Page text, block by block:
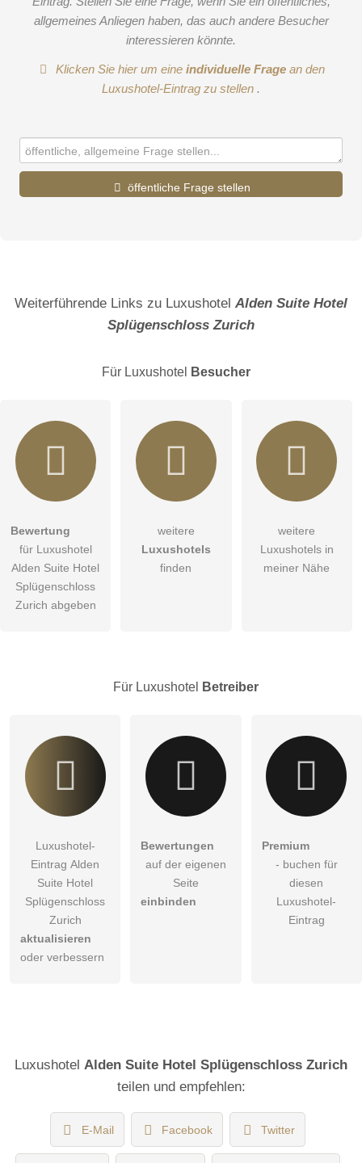
allgemeines Anliegen haben, das auch andere Besucher
interessieren könnte.
Klicken Sie hier um eineindividuelle Frage an den
Luxushotel-Eintrag zu stellen .
öffentliche Frage stellen
Die Datenschutzerklärunghabe ich zur Kenntnis genommen.
öffentliche Frage stellen
Bitte beachten Sie, öffentliche Fragen sind
Weiterführende Links zu Luxushotel Alden Suite Hotel
Splügenschloss Zurich
Für Luxushotel Besucher
Bewertung
für Luxushotel
Alden Suite Hotel
Splügenschloss
Zurich abgeben
weitere
Luxushotels
finden
weitere
Luxushotels in
meiner Nähe
Für Luxushotel Betreiber
Luxushotel-
Eintrag Alden
Suite Hotel
Splügenschloss
Zurich
aktualisieren
oder verbessern
Bewertungen
auf der eigenen
Seite
einbinden
Premium
- buchen für
diesen
Luxushotel-
Eintrag
Luxushotel Alden Suite Hotel Splügenschloss Zurich
teilen und empfehlen:
E-Mail Facebook Twitter